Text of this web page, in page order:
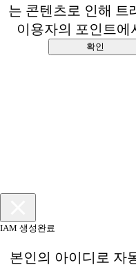
는 콘텐츠로 인해 트
이용자의 포인트에
확인
IAM 생성완료
본인의 아이디로 자